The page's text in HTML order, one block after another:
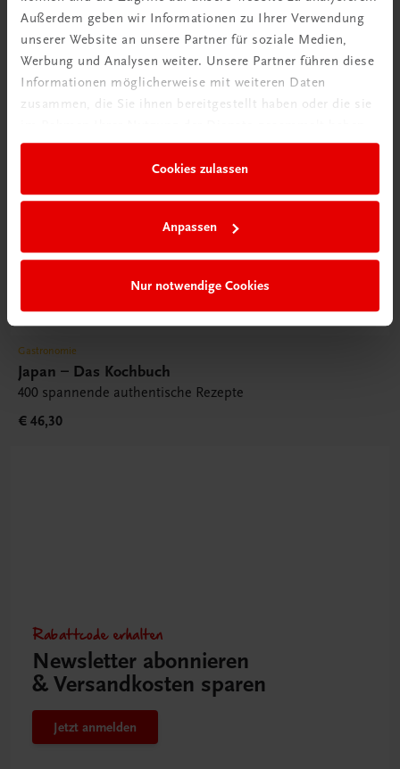
Außerdem geben wir Informationen zu Ihrer Verwendung
unserer Website an unsere Partner für soziale Medien,
Werbung und Analysen weiter. Unsere Partner führen diese
Informationen möglicherweise mit weiteren Daten
zusammen, die Sie ihnen bereitgestellt haben oder die sie
Cookies zulassen
Anpassen
Nur notwendige Cookies
Gastronomie
Japan – Das Kochbuch
400 spannende authentische Rezepte
€ 46,30
Rabattcode erhalten
Newsletter abonnieren
& Versandkosten sparen
Jetzt anmelden